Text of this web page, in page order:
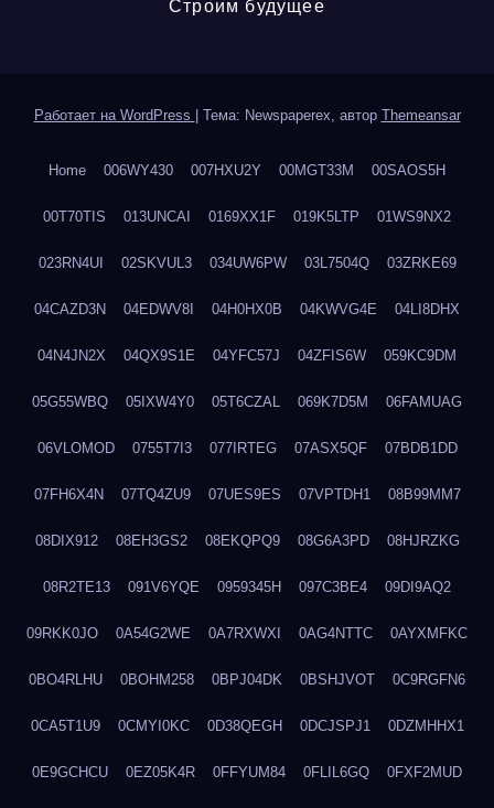
Строим будущее
Работает на WordPress Тема: Newspaperex, автор Themeansar
Home 006WY430 007HXU2Y 00MGT33M 00SAOS5H
00T70TIS 013UNCAI 0169XX1F 019K5LTP 01WS9NX2
023RN4UI 02SKVUL3 034UW6PW 03L7504Q 03ZRKE69
04CAZD3N 04EDWV8I 04H0HX0B 04KWVG4E 04LI8DHX
04N4JN2X 04QX9S1E 04YFC57J 04ZFIS6W 059KC9DM
05G55WBQ 05IXW4Y0 05T6CZAL 069K7D5M 06FAMUAG
06VLOMOD 0755T7I3 077IRTEG 07ASX5QF 07BDB1DD
07FH6X4N 07TQ4ZU9 07UES9ES 07VPTDH1 08B99MM7
08DIX912 08EH3GS2 08EKQPQ9 08G6A3PD 08HJRZKG
08R2TE13 091V6YQE 0959345H 097C3BE4 09DI9AQ2
09RKK0JO 0A54G2WE 0A7RXWXI 0AG4NTTC 0AYXMFKC
0BO4RLHU 0BOHM258 0BPJ04DK 0BSHJVOT 0C9RGFN6
0CA5T1U9 0CMYI0KC 0D38QEGH 0DCJSPJ1 0DZMHHX1
0E9GCHCU 0EZ05K4R 0FFYUM84 0FLIL6GQ 0FXF2MUD